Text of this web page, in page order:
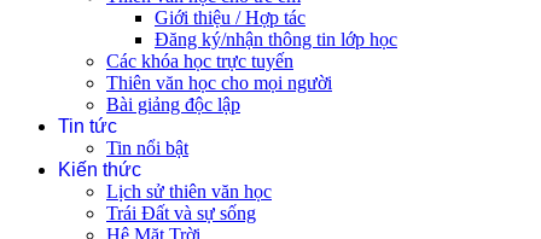
Giới thiệu / Hợp tác
Đăng ký/nhận thông tin lớp học
Các khóa học trực tuyến
Thiên văn học cho mọi người
Bài giảng độc lập
Tin tức
Tin nổi bật
Kiến thức
Lịch sử thiên văn học
Trái Đất và sự sống
Hệ Mặt Trời